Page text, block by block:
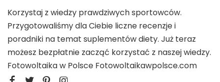
Korzystaj z wiedzy prawdziwych sportowców.
Przygotowaliśmy dla Ciebie liczne recenzje i
poradniki na temat suplementów diety. Już teraz
możesz bezpłatnie zacząć korzystać z naszej wiedzy.
Fotowoltaika w Polsce Fotowoltaikawpolsce.com